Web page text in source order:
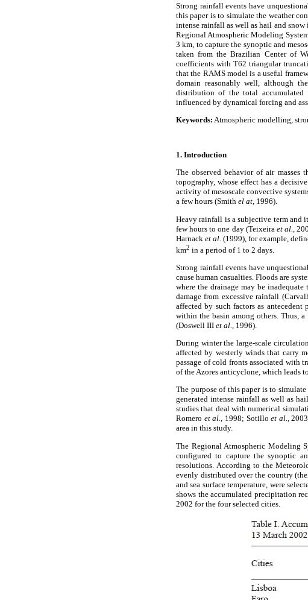
Strong rainfall events have
this paper is to simulate the weather
intense rainfall as well as hail and
Regional Atmospheric Modeling
3 km, to capture the synoptic and
taken from the Brazilian Center of
coefficients with T62 triangular
that the RAMS model is a useful
domain reasonably well, although
distribution of the total accumulated
influenced by dynamical forcing and
Keywords: Atmospheric modelling,
1. Introduction
The observed behavior of air masses
topography, whose effect has a
activity of mesoscale convective
a few hours (Smith el at, 1996).
Heavy rainfall is a subjective term and
few hours to one day (Teixeira et al. ,
Harnacket al. (1999), for example,
km2 in a period of 1 to 2 days.
Strong rainfall events have
cause human casualties. Floods are
where the drainage may be
damage from excessive rainfall
affected by such factors as
within the basin among others. Thus,
(Doswell III et al., 1996).
During winter the large-scale
affected by westerly winds that carry
passage of cold fronts associated with
of the Azores anticyclone, which leads
The purpose of this paper is to
generated intense rainfall as well as
studies that deal with numerical
Romero et al., 1998; Sotilloet al.,
area in this study.
The Regional Atmospheric Modeling
configured to capture the synoptic
resolutions. According to the
evenly distributed over the country
and sea surface temperature, were
shows the accumulated precipitation
2002 for the four selected cities.